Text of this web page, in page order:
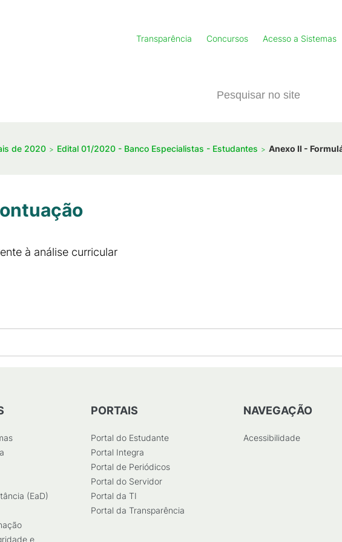
Transparência Concursos Acesso a Sistemas
de 2020 Edital 01/2020 - Banco Especialistas - Estudantes Anexo II -
à análise curricular
(EaD)
e
PORTAIS
Portal do Estudante
Portal Integra
Portal de Periódicos
Portal do Servidor
Portal da TI
Portal da Transparência
NAVEGAÇÃO
Acessibilidade